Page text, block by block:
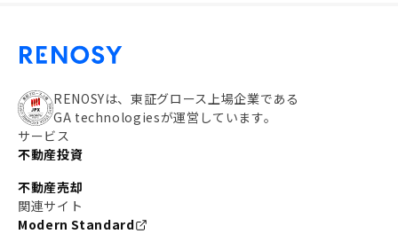
RENOSYは、東証グロース上場企業である
GA technologiesが運営しています。
サービス
不動産投資
不動産売却
関連サイト
Modern Standard